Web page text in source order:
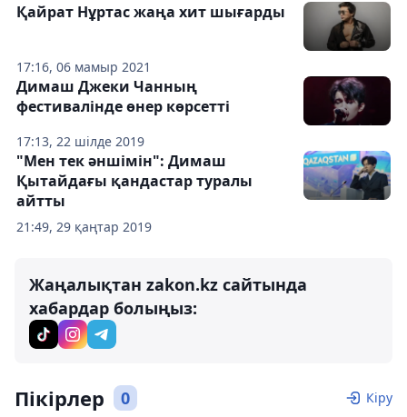
17:16, 06 мамыр 2021
Қайрат Нұртас жаңа хит шығарды
17:13, 22 шілде 2019
Димаш Джеки Чанның
фестивалінде өнер көрсетті
21:49, 29 қаңтар 2019
"Мен тек әншімін": Димаш
Қытайдағы қандастар туралы
айтты
Жаңалықтан zakon.kz сайтында
хабардар болыңыз:
Пікірлер 0 Кіру